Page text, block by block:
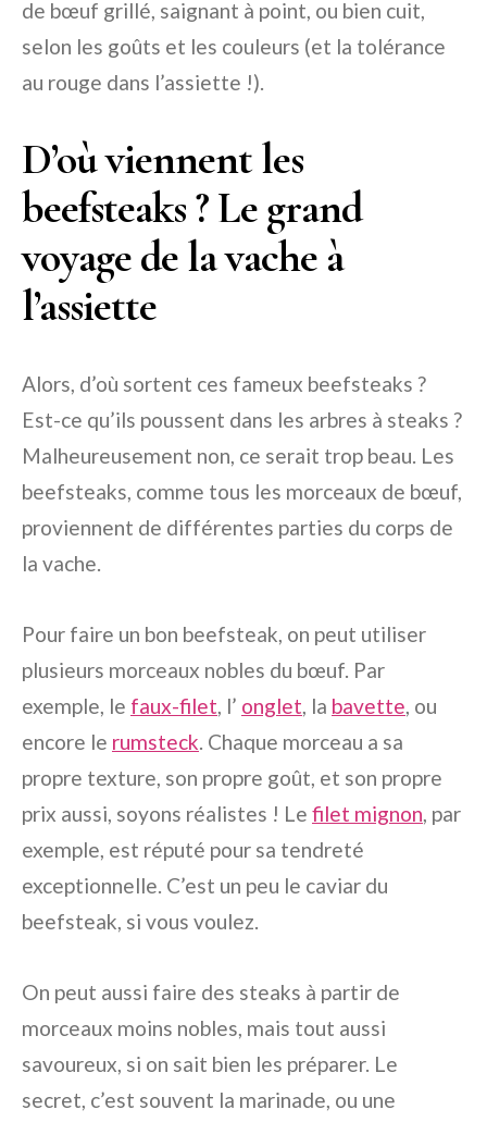
de bœuf grillé, saignant à point, ou bien cuit,
selon les goûts et les couleurs (et la tolérance
au rouge dans l’assiette !).
D’où viennent les
beefsteaks ? Le grand
voyage de la vache à
l’assiette
Alors, d’où sortent ces fameux beefsteaks ?
Est-ce qu’ils poussent dans les arbres à steaks ?
Malheureusement non, ce serait trop beau. Les
beefsteaks, comme tous les morceaux de bœuf,
proviennent de différentes parties du corps de
la vache.
Pour faire un bon beefsteak, on peut utiliser
plusieurs morceaux nobles du bœuf. Par
exemple, le faux-filet, l’ onglet, la bavette, ou
encore le rumsteck. Chaque morceau a sa
propre texture, son propre goût, et son propre
prix aussi, soyons réalistes ! Le filet mignon, par
exemple, est réputé pour sa tendreté
exceptionnelle. C’est un peu le caviar du
beefsteak, si vous voulez.
On peut aussi faire des steaks à partir de
morceaux moins nobles, mais tout aussi
savoureux, si on sait bien les préparer. Le
secret, c’est souvent la marinade, ou une